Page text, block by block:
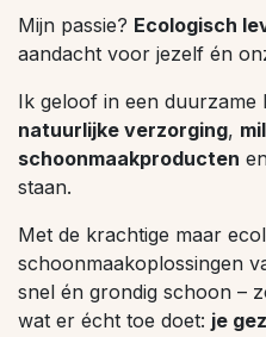
Mijn passie? Ecologisch
aandacht voor jezelf én
Ik geloof in een duurzame
natuurlijke verzorging,
schoonmaakproducten
staan.
Met de krachtige maar
schoonmaakoplossingen
snel én grondig schoon –
wat er écht toe doet: je